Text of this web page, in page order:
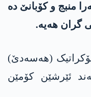
منبج و کۆبانێ دە
گران هەیە.
(هه‌سه‌دێ)
ئێرشێن کۆمێن